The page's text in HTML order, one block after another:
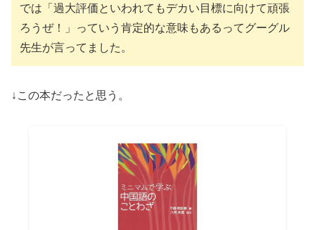
では「過大評価といわれてもデカい目標に向けて頑張
ろうぜ！」っていう肯定的な意味もあるってグーグル
先生が言ってました。
↓この本だったと思う。